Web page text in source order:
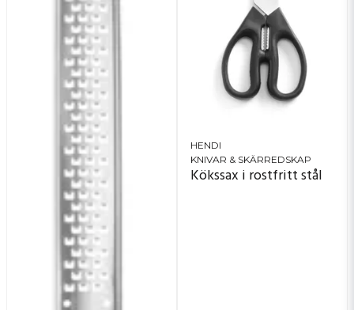
HENDI
KNIVAR & SKÄRREDSKAP
Kökssax i rostfritt stål